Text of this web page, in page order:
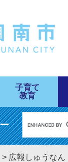
子育て
教育
> 広報しゅうなん